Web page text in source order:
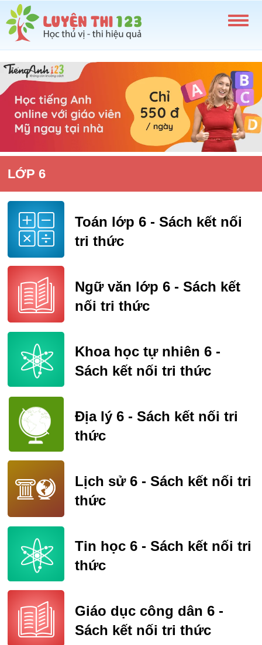
LỚP 6
Toán lớp 6 - Sách kết nối
tri thức
Ngữ văn lớp 6 - Sách kết
nối tri thức
Khoa học tự nhiên 6 -
Sách kết nối tri thức
Địa lý 6 - Sách kết nối tri
thức
Lịch sử 6 - Sách kết nối tri
thức
Tin học 6 - Sách kết nối tri
thức
Giáo dục công dân 6 -
Sách kết nối tri thức